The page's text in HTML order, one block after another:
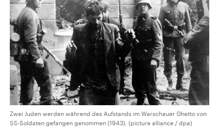
Zwei Juden werden während des Aufstands im Warschauer Ghetto von
SS-Soldaten gefangen genommen (1943). (picture alliance / dpa)